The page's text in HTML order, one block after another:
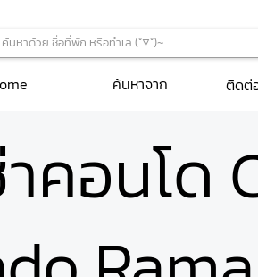
ติดต่
ค้นหาจาก
าคอนโด